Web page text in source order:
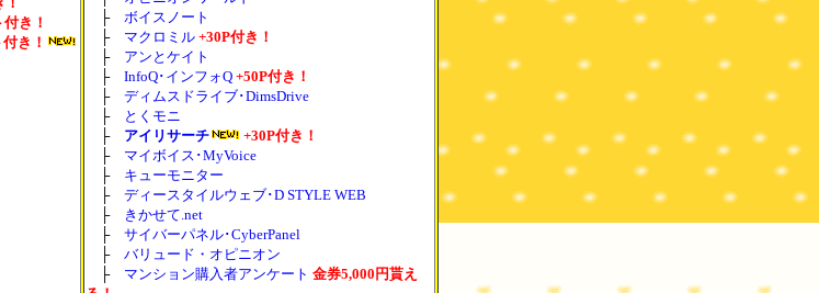
き！
き！
├ ボイスノート
├ マクロミル +30P付き！
├ アンとケイト
├ InfoQ･インフォQ +50P付き！
├ ディムスドライブ･DimsDrive
├
とくモニ
├ アイリサーチ
+30P付き！
├ マイボイス･MyVoice
├ キューモニター
├ ディースタイルウェブ･D STYLE WEB
├
きかせて.net
├ サイバーパネル･CyberPanel
├ バリュード・オピニオン
├ マンション購入者アンケート 金券5,000円貰え